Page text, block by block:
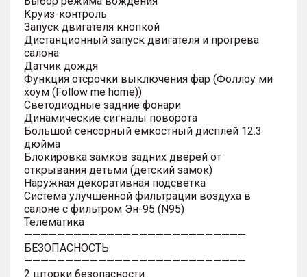
Круиз-контроль
Запуск двигателя кнопкой
Дистанционный запуск двигателя и прогрева
салона
Датчик дождя
Функция отсрочки выключения фар (Фоллоу ми
хоум (Follow me home))
Светодиодные задние фонари
Динамические сигналы поворота
Большой сенсорный емкостный дисплей 12.3
дюйма
Блокировка замков задних дверей от
открывания детьми (детский замок)
Наружная декоративная подсветка
Система улучшенной фильтрации воздуха в
салоне с фильтром Эн-95 (N95)
Телематика
———————————————————————————
БЕЗОПАСНОСТЬ
———————————————————————————
2 шторки безопасности